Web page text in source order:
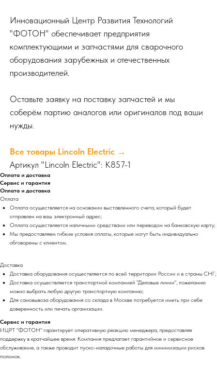
Инновационный Центр Развития Технологий
"ФОТОН" обеспечивает предприятия
комплектующими и запчастями для сварочного
оборудования зарубежных и отечественных
производителей.
Оставьте заявку на поставку запчастей и мы
соберём партию аналогов или оригиналов под ваши
нужды.
Все товары Lincoln Electric →
Артикул "Lincoln Electric": K857-1
Оплата и доставка
Сервис и гарантия
Оплата и доставка
Оплата
Оплата осуществляется на основании выставленного счета, который будет
отправлен на ваш электронный адрес;
Оплата осуществляется наличными средствами или переводом на банковскую карту;
Мы предоставляем гибкие условия оплаты, которые могут быть индивидуально
обговорены с клиентом.
Доставка
Доставка оборудования осуществляется по всей территории России и в страны СНГ;
Доставка осуществляется транспортной компанией "Деловые линии", пожеланию
можно выбрать любую другую транспортную компанию;
Для самовывоза оборудования со склада в Москве потребуется иметь при себе
доверенность или печать организации.
Сервис и гарантия
ИЦРТ "ФОТОН" гарантирует оперативную реакцию менеджера, предоставляя
поддержку в кратчайшее время. Компания предлагает гарантийное и сервисное
обслуживание, а также проводит пуско-наладочные работы для минимизации рисков
поломок.